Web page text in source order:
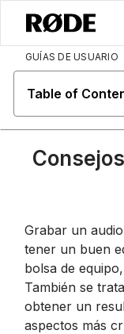
GUÍAS DE USUARIO
Table of
Grabar un
tener un buen
bolsa de
También se
obtener un
aspectos más